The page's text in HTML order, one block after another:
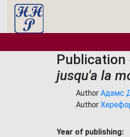
Publication
jusqu'a la
Author Адамс
Author
Year of publishing: